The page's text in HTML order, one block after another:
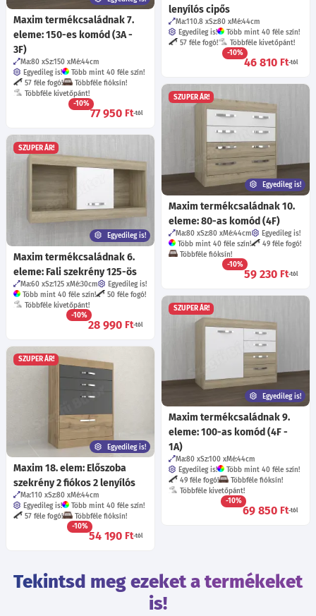
lenyílós cipős
Ma:110.8 Sz:80 Mé:44cm
Egyedileg is!
Több mint 40 féle szín!
57 féle fogó!
Többféle kivetőpánt!
-10%
46 810 Ft-tól
Maxim termékcsaládnak 7.
eleme: 150-es komód (3A -
3F)
Ma:80 Sz:150 Mé:44cm
Egyedileg is!
Több mint 40 féle szín!
57 féle fogó!
Többféle fióksín!
Többféle kivetőpánt!
-10%
77 950 Ft-tól
SZUPER ÁR!
Egyedileg is!
Maxim termékcsaládnak 10.
eleme: 80-as komód (4F)
Ma:80 Sz:80 Mé:44cm
Egyedileg is!
Több mint 40 féle szín!
49 féle fogó!
Többféle fióksín!
-10%
59 230 Ft-tól
SZUPER ÁR!
Egyedileg is!
Maxim termékcsaládnak 6.
eleme: Fali szekrény 125-ös
Ma:60 Sz:125 Mé:30cm
Egyedileg is!
Több mint 40 féle szín!
50 féle fogó!
Többféle kivetőpánt!
-10%
28 990 Ft-tól
SZUPER ÁR!
Egyedileg is!
Maxim termékcsaládnak 9.
eleme: 100-as komód (4F -
1A)
Ma:80 Sz:100 Mé:44cm
Egyedileg is!
Több mint 40 féle szín!
49 féle fogó!
Többféle fióksín!
Többféle kivetőpánt!
-10%
69 850 Ft-tól
SZUPER ÁR!
Egyedileg is!
Maxim 18. elem: Előszoba
szekrény 2 fiókos 2 lenyílós
Ma:110 Sz:80 Mé:44cm
Egyedileg is!
Több mint 40 féle szín!
57 féle fogó!
Többféle fióksín!
-10%
54 190 Ft-tól
Tekintsd meg ezeket a termékeket
is!